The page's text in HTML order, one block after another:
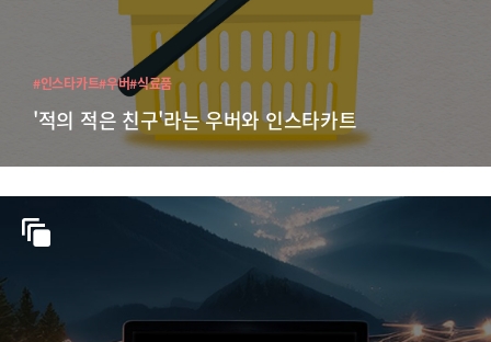
'적의 적은 친구'라는 우버와 인스타카트
#인스타카트#우버#식료품